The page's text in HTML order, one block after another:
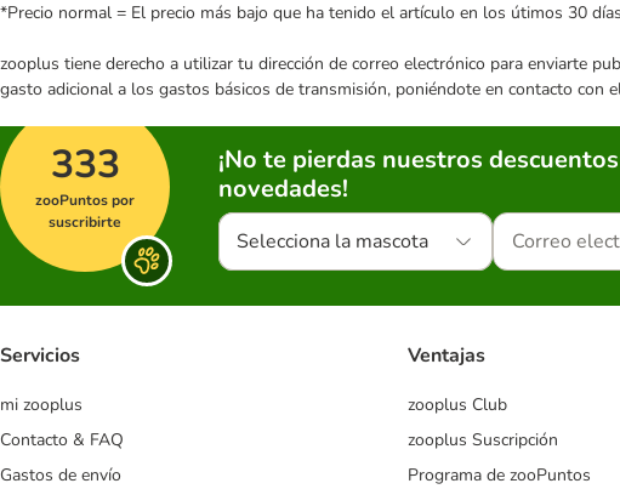
*Precio normal = El precio más bajo que ha tenido el artículo en los útimos 30
zooplus tiene derecho a utilizar tu dirección de correo electrónico para enviarte
gasto adicional a los gastos básicos de transmisión, poniéndote en contacto con
333
zooPuntos por
suscribirte
¡No te pierdas nuestros
novedades!
Selecciona la mascota
Servicios
mi zooplus
Contacto & FAQ
Gastos de envío
Ventajas
zooplus Club
zooplus Suscripción
Programa de zooPuntos